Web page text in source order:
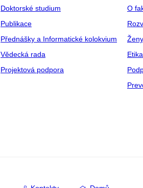
Doktorské studium
Publikace
Přednášky a Informatické kolokvium
Vědecká rada
Projektová podpora
O